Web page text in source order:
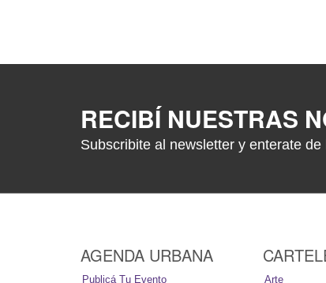
RECIBÍ NUESTRAS
Subscribite al newsletter y enterate
AGENDA URBANA
Publicá Tu Evento Arte